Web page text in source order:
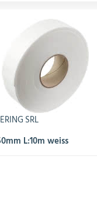
L:10m weiss